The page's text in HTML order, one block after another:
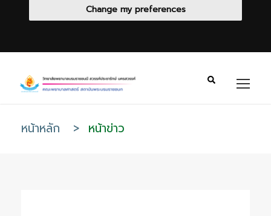
Change my preferences
หน้าหลัก > หน้าข่าว